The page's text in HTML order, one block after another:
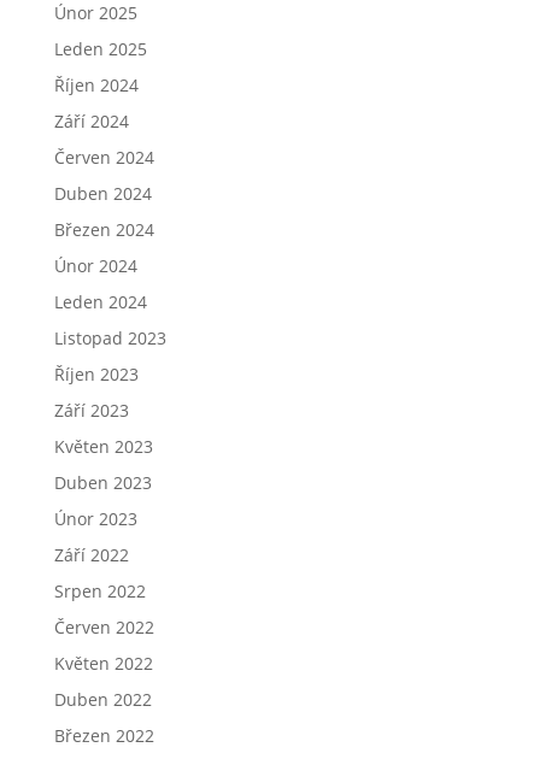
Únor 2025
Leden 2025
Říjen 2024
Září 2024
Červen 2024
Duben 2024
Březen 2024
Únor 2024
Leden 2024
Listopad 2023
Říjen 2023
Září 2023
Květen 2023
Duben 2023
Únor 2023
Září 2022
Srpen 2022
Červen 2022
Květen 2022
Duben 2022
Březen 2022